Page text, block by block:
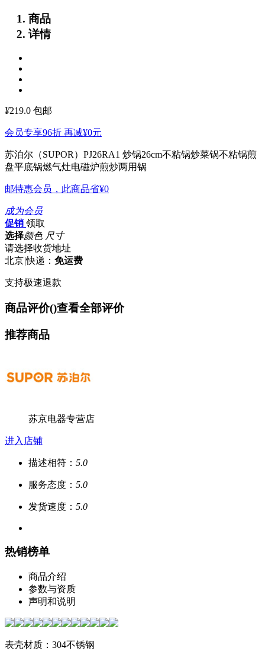
商品
详情
¥219.0 包邮
会员专享96折 再减¥0元
苏泊尔（SUPOR）PJ26RA1 炒锅26cm不粘锅炒菜锅不粘锅煎
盘平底锅燃气灶电磁炉煎炒两用锅
邮特惠会员，此商品省¥0
成为会员
促销 领取
选择颜色 尺寸
请选择收货地址
北京|快递： 免运费
支持极速退款
商品评价()查看全部评价
推荐商品
苏京电器专营店
进入店铺
描述相符： 5.0
服务态度： 5.0
发货速度： 5.0
热销榜单
商品介绍
参数与资质
声明和说明
表壳材质：304不锈钢